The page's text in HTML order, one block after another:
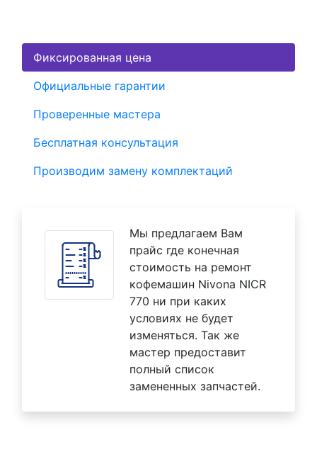
Фиксированная цена
Официальные гарантии
Проверенные мастера
Бесплатная консультация
Производим замену комплектаций
Мы предлагаем Вам
прайс где конечная
стоимость на ремонт
кофемашин Nivona NICR
770 ни при каких
условиях не будет
изменяться. Так же
мастер предоставит
полный список
замененных запчастей.